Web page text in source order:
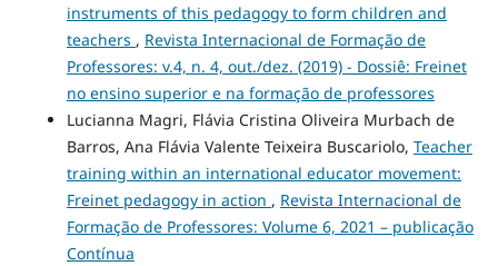
instruments of this pedagogy to form children and
teachers , Revista Internacional de Formação de
Professores: v.4, n. 4, out./dez. (2019) - Dossiê: Freinet
no ensino superior e na formação de professores
Lucianna Magri, Flávia Cristina Oliveira Murbach de
Barros, Ana Flávia Valente Teixeira Buscariolo, Teacher
training within an international educator movement:
Freinet pedagogy in action , Revista Internacional de
Formação de Professores: Volume 6, 2021 – publicação
Contínua